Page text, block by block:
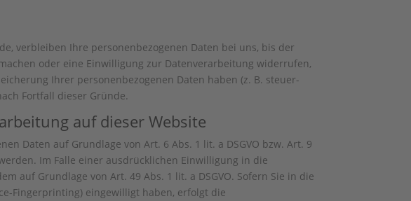
verbleiben Ihre personenbezogenen Daten bei uns, bis der
oder eine Einwilligung zur Datenverarbeitung widerrufen,
Ihrer personenbezogenen Daten haben (z. B. steuer-
Fortfall dieser Gründe.
auf dieser Website
Daten auf Grundlage von Art. 6 Abs. 1 lit. a DSGVO bzw. Art. 9
Im Falle einer ausdrücklichen Einwilligung in die
auf Grundlage von Art. 49 Abs. 1 lit. a DSGVO. Sofern Sie in die
Fingerprinting) eingewilligt haben, erfolgt die